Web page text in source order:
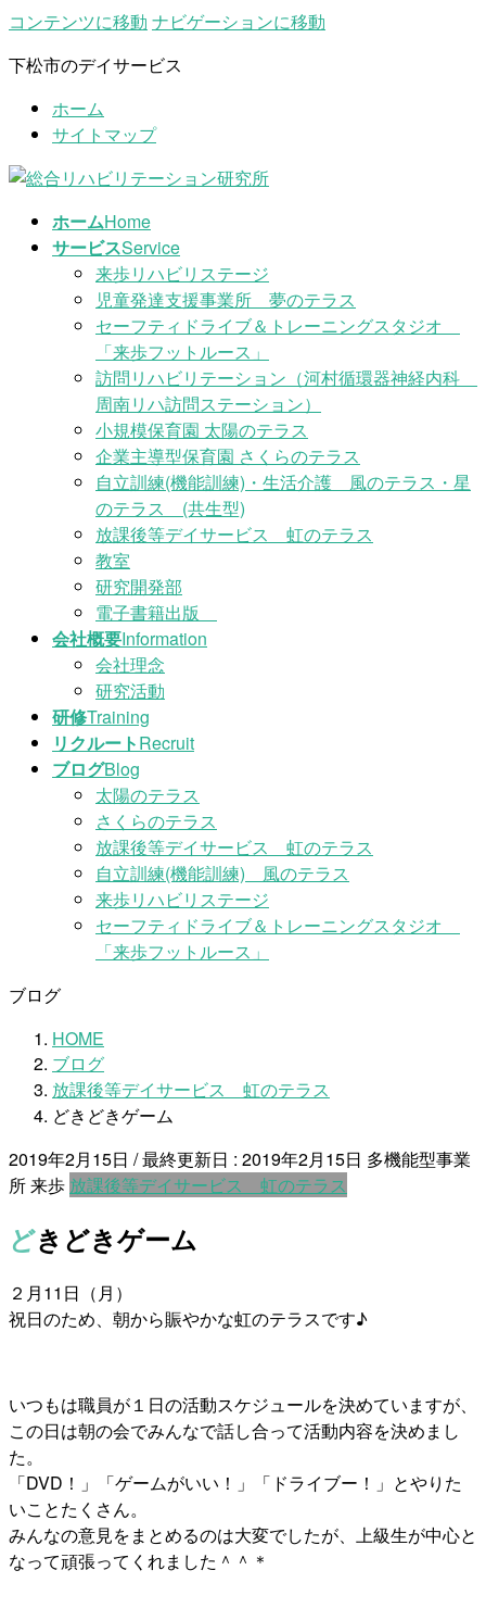
コンテンツに移動 ナビゲーションに移動
下松市のデイサービス
ホーム
サイトマップ
ホームHome
サービスService
来歩リハビリステージ
児童発達支援事業所 夢のテラス
セーフティドライブ＆トレーニングスタジオ
「来歩フットルース」
訪問リハビリテーション（河村循環器神経内科
周南リハ訪問ステーション）
小規模保育園 太陽のテラス
企業主導型保育園 さくらのテラス
自立訓練(機能訓練)・生活介護 風のテラス・星
のテラス (共生型)
放課後等デイサービス 虹のテラス
教室
研究開発部
電子書籍出版
会社概要Information
会社理念
研究活動
研修Training
リクルートRecruit
ブログBlog
太陽のテラス
さくらのテラス
放課後等デイサービス 虹のテラス
自立訓練(機能訓練) 風のテラス
来歩リハビリステージ
セーフティドライブ＆トレーニングスタジオ
「来歩フットルース」
ブログ
HOME
ブログ
放課後等デイサービス 虹のテラス
どきどきゲーム
2019年2月15日 / 最終更新日 : 2019年2月15日 多機能型事業
所 来歩 放課後等デイサービス 虹のテラス
どきどきゲーム
２月11日（月）
祝日のため、朝から賑やかな虹のテラスです♪
いつもは職員が１日の活動スケジュールを決めていますが、
この日は朝の会でみんなで話し合って活動内容を決めまし
た。
「DVD！」「ゲームがいい！」「ドライブー！」とやりた
いことたくさん。
みんなの意見をまとめるのは大変でしたが、上級生が中心と
なって頑張ってくれました＾＾＊